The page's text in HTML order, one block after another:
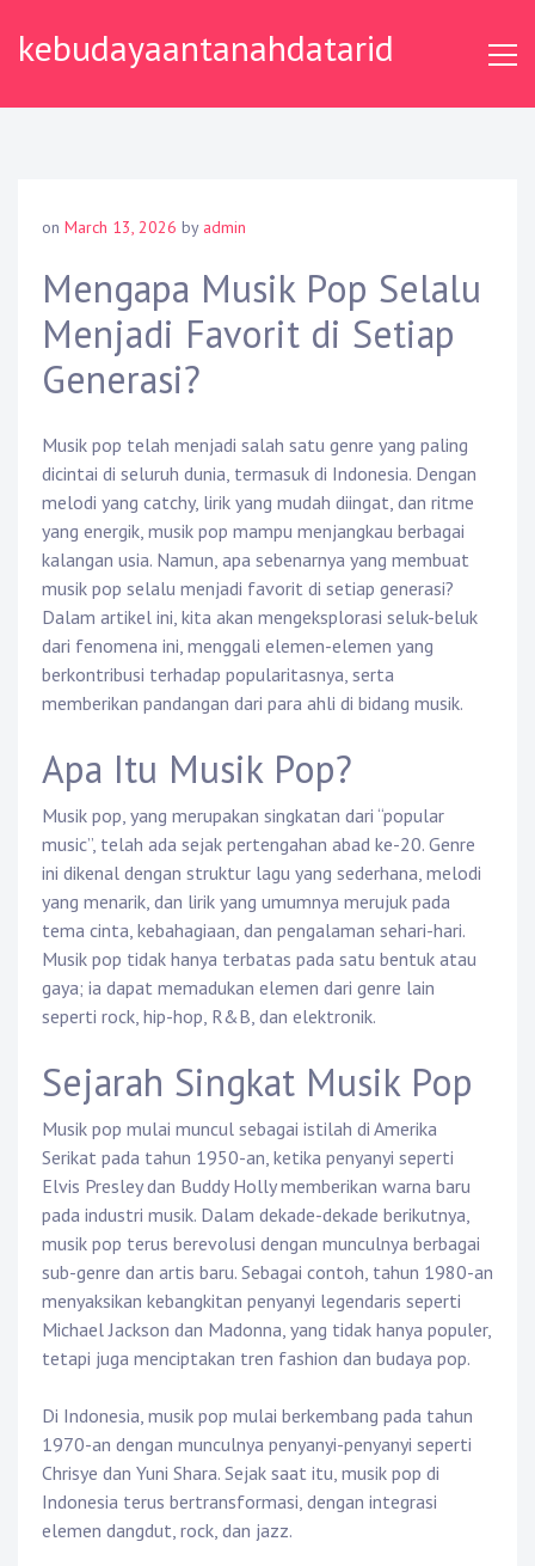
kebudayaantanahdatarid
on March 13, 2026 by admin
Mengapa Musik Pop Selalu
Menjadi Favorit di Setiap
Generasi?
Musik pop telah menjadi salah satu genre yang paling
dicintai di seluruh dunia, termasuk di Indonesia. Dengan
melodi yang catchy, lirik yang mudah diingat, dan ritme
yang energik, musik pop mampu menjangkau berbagai
kalangan usia. Namun, apa sebenarnya yang membuat
musik pop selalu menjadi favorit di setiap generasi?
Dalam artikel ini, kita akan mengeksplorasi seluk-beluk
dari fenomena ini, menggali elemen-elemen yang
berkontribusi terhadap popularitasnya, serta
memberikan pandangan dari para ahli di bidang musik.
Apa Itu Musik Pop?
Musik pop, yang merupakan singkatan dari “popular
music”, telah ada sejak pertengahan abad ke-20. Genre
ini dikenal dengan struktur lagu yang sederhana, melodi
yang menarik, dan lirik yang umumnya merujuk pada
tema cinta, kebahagiaan, dan pengalaman sehari-hari.
Musik pop tidak hanya terbatas pada satu bentuk atau
gaya; ia dapat memadukan elemen dari genre lain
seperti rock, hip-hop, R&B, dan elektronik.
Sejarah Singkat Musik Pop
Musik pop mulai muncul sebagai istilah di Amerika
Serikat pada tahun 1950-an, ketika penyanyi seperti
Elvis Presley dan Buddy Holly memberikan warna baru
pada industri musik. Dalam dekade-dekade berikutnya,
musik pop terus berevolusi dengan munculnya berbagai
sub-genre dan artis baru. Sebagai contoh, tahun 1980-an
menyaksikan kebangkitan penyanyi legendaris seperti
Michael Jackson dan Madonna, yang tidak hanya populer,
tetapi juga menciptakan tren fashion dan budaya pop.
Di Indonesia, musik pop mulai berkembang pada tahun
1970-an dengan munculnya penyanyi-penyanyi seperti
Chrisye dan Yuni Shara. Sejak saat itu, musik pop di
Indonesia terus bertransformasi, dengan integrasi
elemen dangdut, rock, dan jazz.